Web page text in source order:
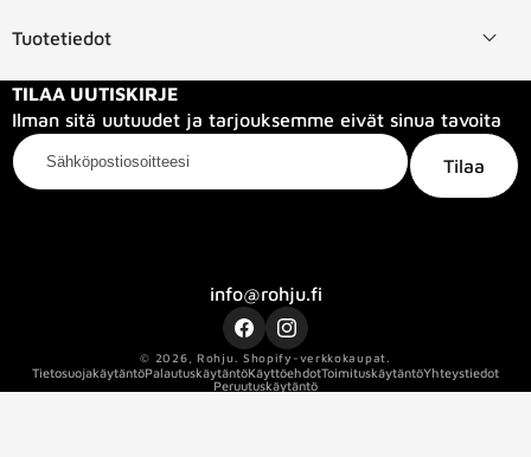
Tuotetiedot
TILAA UUTISKIRJE
Ilman sitä uutuudet ja tarjouksemme eivät sinua tavoita
Sähköpostiosoitteesi
Tilaa
info@rohju.fi
FacebookInstagram
© 2026, Rohju Shopify-verkkokaupat.
TietosuojakäytäntöPalautuskäytäntöKäyttöehdotToimituskäytäntöYhteystiedot
Peruutuskäytäntö